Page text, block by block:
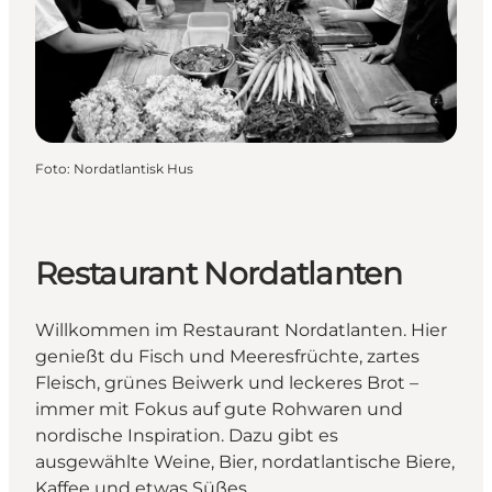
Foto: Nordatlantisk Hus
Restaurant Nordatlanten
Willkommen im Restaurant Nordatlanten. Hier
genießt du Fisch und Meeresfrüchte, zartes
Fleisch, grünes Beiwerk und leckeres Brot –
immer mit Fokus auf gute Rohwaren und
nordische Inspiration. Dazu gibt es
ausgewählte Weine, Bier, nordatlantische Biere,
Kaffee und etwas Süßes.